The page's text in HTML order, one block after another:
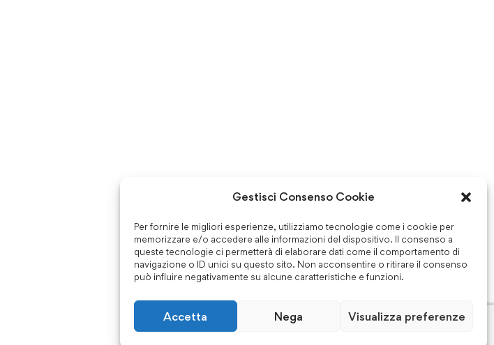
Gestisci Consenso Cookie
Per fornire le migliori esperienze, utilizziamo tecnologie come i cookie per
memorizzare e/o accedere alle informazioni del dispositivo. Il consenso a
queste tecnologie ci permetterà di elaborare dati come il comportamento di
navigazione o ID unici su questo sito. Non acconsentire o ritirare il consenso
può influire negativamente su alcune caratteristiche e funzioni.
Accetta Nega Visualizza preferenze